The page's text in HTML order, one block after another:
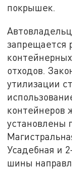
покрышек.
запрещается
отходов.
утилизации
контейнеров
установлены
Усадебная и
шины